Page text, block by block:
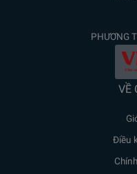
PHƯƠNG
VỀ
Điều